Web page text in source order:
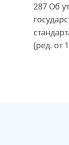
287 Об
(ред. от